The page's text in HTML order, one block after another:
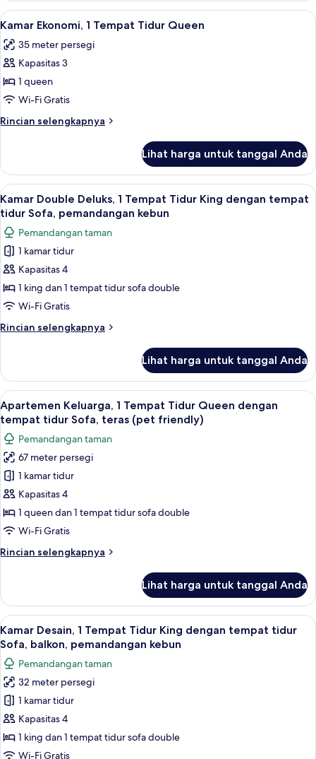
Keluarga,
pemandangan
Lihat
semua
foto
untuk
Kamar
Ekonomi,
1
Tempat
Queen
Kamar Ekonomi, 1 Tempat Tidur
7
Kamar Ekonomi, 1 Tempat Tidur Queen
35 meter persegi
Kapasitas 3
1 queen
Wi-Fi Gratis
Rincian selengkapnya
Rincian
Kamar
Ekonomi,
1
Tempat
Queen
Lihat harga untuk tanggal Anda
Lihat
semua
foto
untuk
Kamar
Double
Deluks,
1
Tempat
Tidur
dengan
tempat
tidur
Sofa,
pemandangan
kebun
Kamar Double Deluks, 1 Tempat
7
Kamar Double Deluks, 1 Tempat Tidur King dengan tempat
tidur Sofa, pemandangan kebun
Pemandangan taman
1 kamar tidur
Kapasitas 4
1 king dan 1 tempat tidur sofa double
Wi-Fi Gratis
Rincian selengkapnya
Rincian
Kamar
Double
Deluks,
1
Tempat
Tidur
King
dengan
tempat
tidur
pemandangan
kebun
Lihat harga untuk tanggal Anda
Lihat
semua
foto
untuk
Apartemen
Keluarga,
1
Tempat
Tidur
dengan
Sofa,
teras
(pet
friendly)
Apartemen Keluarga, 1 Tempat
16
Apartemen Keluarga, 1 Tempat Tidur Queen dengan
tempat tidur Sofa, teras (pet friendly)
Pemandangan taman
67 meter persegi
1 kamar tidur
Kapasitas 4
1 queen dan 1 tempat tidur sofa double
Wi-Fi Gratis
Rincian selengkapnya
Rincian
Apartemen
Keluarga,
1
Tempat
Queen
dengan
tempat
tidur
Sofa,
(pet
friendly)
Lihat harga untuk tanggal Anda
Lihat
semua
foto
untuk
Kamar
Desain,
1
Tempat
Tidur
14
Kamar Desain, 1 Tempat Tidur King dengan tempat tidur
Sofa, balkon, pemandangan kebun
Pemandangan taman
32 meter persegi
1 kamar tidur
Kapasitas 4
1 king dan 1 tempat tidur sofa double
Wi-Fi Gratis